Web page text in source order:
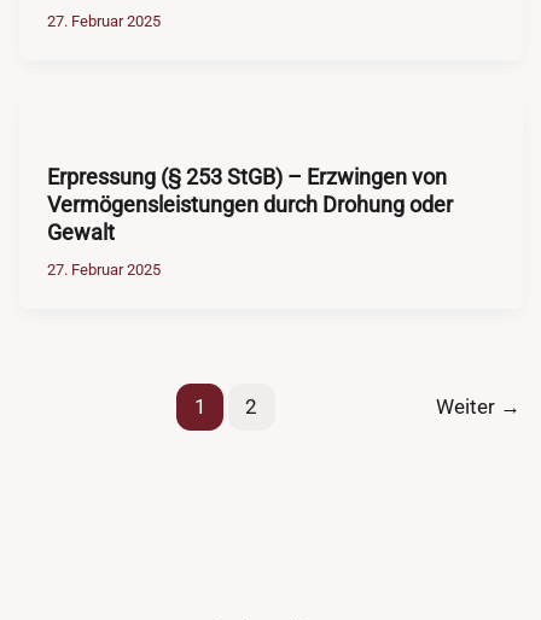
27. Februar 2025
Erpressung (§ 253 StGB) – Erzwingen von
Vermögensleistungen durch Drohung oder
Gewalt
27. Februar 2025
1 2 Weiter →